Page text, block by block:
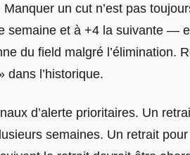
un cut n’est pas
semaine et à +4 la suivante —
du field malgré l’élimination.
dans l’historique.
d’alerte prioritaires. Un
semaines. Un retrait